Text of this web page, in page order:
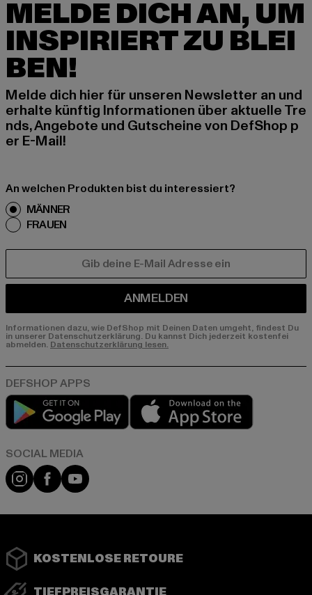
MELDE DICH AN, UM
INSPIRIERT ZU BLEI
BEN!
Melde dich hier für unseren Newsletter an und
erhalte künftig Informationen über aktuelle Tre
nds, Angebote und Gutscheine von DefShop p
er E-Mail!
An welchen Produkten bist du interessiert?
MÄNNER
FRAUEN
ANMELDEN
Informationen dazu, wie DefShop mit Deinen Daten umgeht, findest Du
in unserer Datenschutzerklärung. Du kannst Dich jederzeit kostenfei
abmelden. Datenschutzerklärung lesen.
Play market
Instagram
FacebookYouTube
KOSTENLOSE RETOURE